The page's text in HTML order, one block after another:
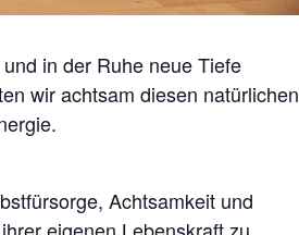
in der Ruhe neue Tiefe
wir achtsam diesen natürlichen
Achtsamkeit und